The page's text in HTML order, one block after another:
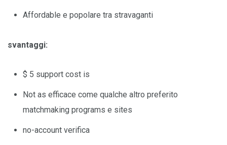
Affordable e popolare tra stravaganti
svantaggi:
$ 5 support cost is
Not as efficace come qualche altro preferito
matchmaking programs e sites
no-account verifica